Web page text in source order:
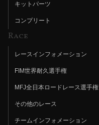
キットパーツ
コンプリート
Race
レースインフォメーション
FIM世界耐久選手権
MFJ全日本ロードレース選手権
その他のレース
チームインフォメーション